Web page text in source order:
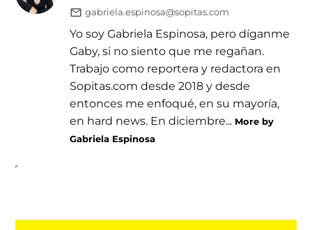
gabriela.espinosa@sopitas.com
Yo soy Gabriela Espinosa, pero díganme
Gaby, si no siento que me regañan.
Trabajo como reportera y redactora en
Sopitas.com desde 2018 y desde
entonces me enfoqué, en su mayoría,
en hard news. En diciembre... More by
Gabriela Espinosa